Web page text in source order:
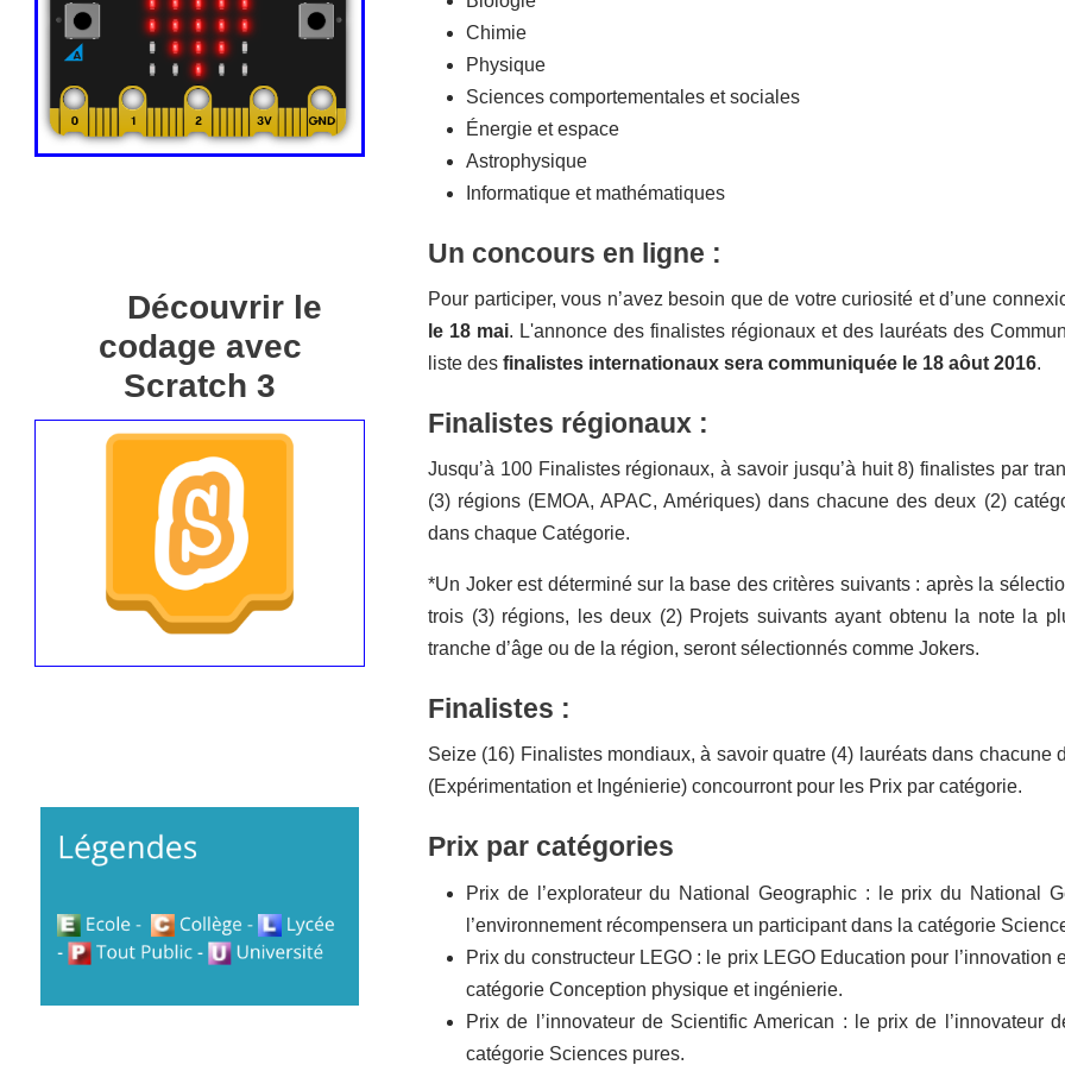
Découvrir le
codage avec
Scratch 3
Chimie
Physique
Sciences comportementales et sociales
Énergie et espace
Astrophysique
Informatique et mathématiques
Un concours en ligne :
Pour participer, vous n’avez besoin que de votre curiosité et d’une
le 18 mai. L'annonce des finalistes régionaux et des lauréats des
liste des finalistes internationaux sera communiquée le 18 aôut 2016.
Finalistes régionaux :
Jusqu’à 100 Finalistes régionaux, à savoir jusqu’à huit 8) finalistes par
(3) régions (EMOA, APAC, Amériques) dans chacune des deux (2)
dans chaque Catégorie.
*Un Joker est déterminé sur la base des critères suivants : après la
trois (3) régions, les deux (2) Projets suivants ayant obtenu la note la
tranche d’âge ou de la région, seront sélectionnés comme Jokers.
Finalistes :
Seize (16) Finalistes mondiaux, à savoir quatre (4) lauréats dans chacune
(Expérimentation et Ingénierie) concourront pour les Prix par catégorie.
Prix par catégories
Prix de l’explorateur du National Geographic : le prix du National
l’environnement récompensera un participant dans la catégorie
Prix du constructeur LEGO : le prix LEGO Education pour
catégorie Conception physique et ingénierie.
Prix de l’innovateur de Scientific American : le prix de l’innovateur
catégorie Sciences pures.